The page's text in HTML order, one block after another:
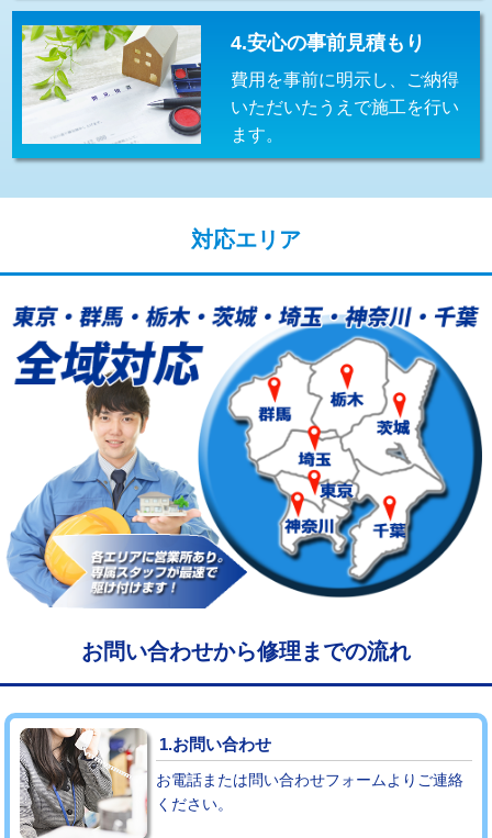
持込商品取付（浄水器・分岐水栓） 16,500円
給水管工事※（ホール加工) 16,500円
給水管工事※（バンド止め) 3,300円
給水管工事※（支持金具設置)
業)
給水管工事※（塩ビ管（VP・HI）使
用/3ｍまで)
33,000円
給水管工事※（塩ビ管（VP・HI）使
用（追加）/3ｍ超え)
+8,800円
給水管工事※（ライニング鋼管・銅
管・ポリ管・HT管使用/3ｍまで)
44,000円
給水管工事※（ライニング鋼管・銅
管・ポリ管・HT管使用/3ｍ超え)
+8,800円
マス交換（土の掘削・埋め戻し作業） 11,000円~
マス交換（深さ50㎝未満） 55,000円
マス交換（深さ50㎝以上） 66,000円
コンクリート斫り（厚さ10㎝まで）
コンクリート斫り（厚さ10㎝超え） 38,500円
モルタル補修（厚さ10㎝まで）
4.安心の事前見積もり
費用を事前に明示し、ご納得
いただいたうえで施工を行い
ます。
対応エリア
お問い合わせから修理までの流れ
1.お問い合わせ
お電話または問い合わせフォームよりご連絡
ください。